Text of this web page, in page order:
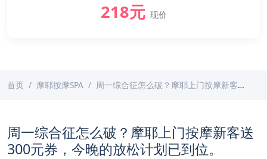
218元 现价
首页 摩耶按摩SPA 周一综合征怎么破？摩耶上门按摩新客送300元券，今晚的放松计划已到位。
周一综合征怎么破？摩耶上门按摩新客送
300元券，今晚的放松计划已到位。